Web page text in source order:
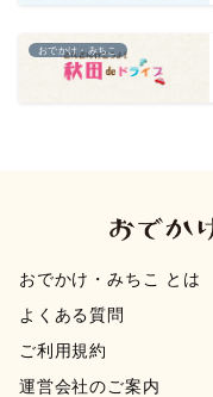
おでかけ・みちこ
おでかけ・みちこ とは
よくある質問
ご利用規約
運営会社のご案内